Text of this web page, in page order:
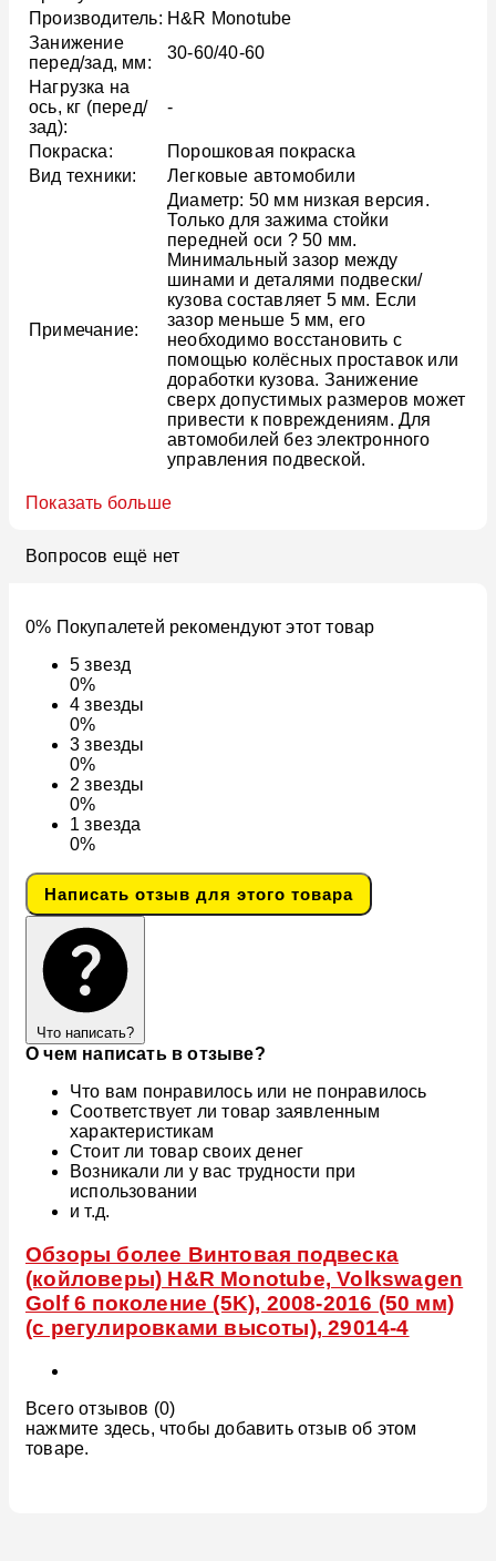
Производитель: H&R Monotube
Занижение
перед/зад, мм:
30-60/40-60
Нагрузка на
ось, кг (перед/
зад):
-
Покраска:
Порошковая покраска
Вид техники:
Легковые автомобили
Примечание:
Диаметр: 50 мм низкая версия.
Только для зажима стойки
передней оси ? 50 мм.
Минимальный зазор между
шинами и деталями подвески/
кузова составляет 5 мм. Если
зазор меньше 5 мм, его
необходимо восстановить с
помощью колёсных проставок или
доработки кузова. Занижение
сверх допустимых размеров может
привести к повреждениям. Для
автомобилей без электронного
управления подвеской.
Показать больше
Вопросов ещё нет
0% Покупалетей рекомендуют этот товар
5звезд
0%
4звезды
0%
3звезды
0%
2звезды
0%
1звезда
0%
Написать отзыв для этого товара
Что написать?
О чем написать в отзыве?
Что вам понравилось или не понравилось
Соответствует ли товар заявленным
характеристикам
Стоит ли товар своих денег
Возникали ли у вас трудности при
использовании
и т.д.
Обзоры более Винтовая подвеска
(койловеры) H&R Monotube, Volkswagen
Golf 6 поколение (5K), 2008-2016 (50 мм)
(с регулировками высоты), 29014-4
Всего отзывов (0)
нажмите здесь, чтобы добавить отзыв об этом
товаре.